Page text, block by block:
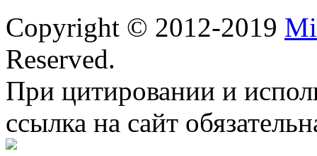
Copyright © 2012-2019
Reserved.
При цитировании и
ссылка на сайт